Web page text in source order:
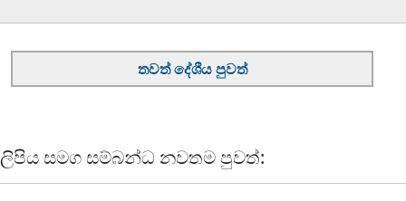
තවත් දේශීය පුවත්
ලිපිය සමග සම්බන්ධ නවතම පුවත්: